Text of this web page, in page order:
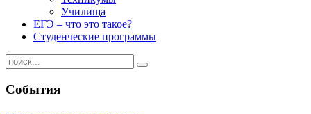
Училища
ЕГЭ – что это такое?
Студенческие программы
События